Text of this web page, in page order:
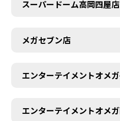
スーパードーム高岡四屋店
メガセブン店
エンターテイメントオメ
エンターテイメントオメ